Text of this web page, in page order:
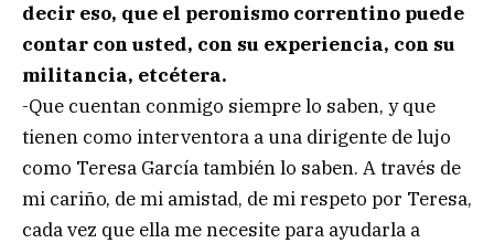
decir eso, que el peronismo correntino puede
contar con usted, con su experiencia, con su
militancia, etcétera.
-Que cuentan conmigo siempre lo saben, y que
tienen como interventora a una dirigente de lujo
como Teresa García también lo saben. A través de
mi cariño, de mi amistad, de mi respeto por Teresa,
cada vez que ella me necesite para ayudarla a